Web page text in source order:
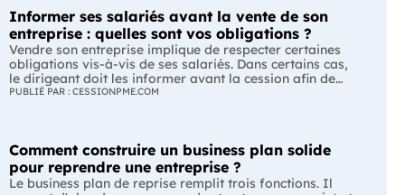
Informer ses salariés avant la vente de son
entreprise : quelles sont vos obligations ?
Vendre son entreprise implique de respecter certaines
obligations vis-à-vis de ses salariés. Dans certains cas,
le dirigeant doit les informer avant la cession afin de
leur permettre, s'ils le souhaitent, de présenter une offre
L'essentiel Les entreprises de moins de 250 salariés sont
soumises, dans certains cas, à une obligation
d'information préalable des salariés. Cette obligation
PUBLIÉ PAR : CESSIONPME.COM
Comment construire un business plan solide
pour reprendre une entreprise ?
Le business plan de reprise remplit trois fonctions. Il